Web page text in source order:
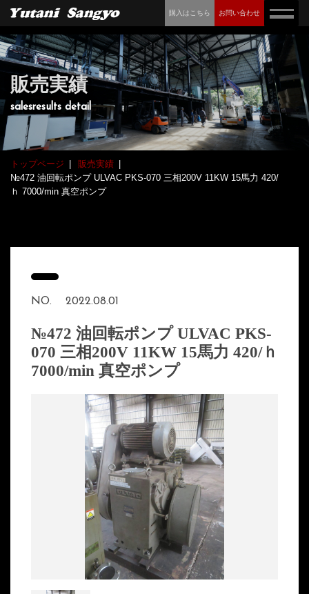
購入はこちら お問い合わせ
販売実績
salesresults detail
トップページ
販売実績
№472 油回転ポンプ ULVAC PKS-070 三相200V 11KW 15馬力 420/
ｈ 7000/min 真空ポンプ
NO. 2022.08.01
№472 油回転ポンプ ULVAC PKS-
070 三相200V 11KW 15馬力 420/ｈ
7000/min 真空ポンプ